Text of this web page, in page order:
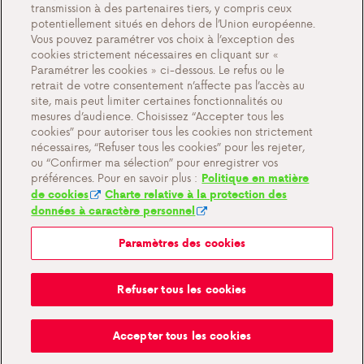
Contact
Paramètres des cookies
Documents importants et conditions générales
Politique de confidentialité et cookies
Mon Antargaz
Odeur de gaz?
transmission à des partenaires tiers, y compris ceux
potentiellement situés en dehors de l’Union européenne.
Vous pouvez paramétrer vos choix à l’exception des
cookies strictement nécessaires en cliquant sur «
Paramétrer les cookies » ci-dessous. Le refus ou le
retrait de votre consentement n’affecte pas l’accès au
site, mais peut limiter certaines fonctionnalités ou
mesures d’audience. Choisissez “Accepter tous les
cookies” pour autoriser tous les cookies non strictement
nécessaires, “Refuser tous les cookies” pour les rejeter,
ou “Confirmer ma sélection” pour enregistrer vos
préférences. Pour en savoir plus : Politique en matière
de cookies
Charte relative à la protection des
données à caractère personnel
Paramètres des cookies
Refuser tous les cookies
Accepter tous les cookies